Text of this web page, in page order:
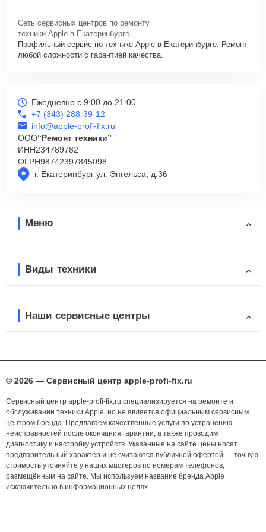
Сеть сервисных центров по ремонту
техники Apple в Екатеринбурге.
Профильный сервис по технике Apple в Екатеринбурге. Ремонт
любой сложности с гарантией качества.
г. Екатеринбург ул. Энгельса, д.36
Ежедневно с 9:00 до 21:00
+7 (343) 288-39-12
info@apple-profi-fix.ru
ООО“Ремонт техники”
ИНН234789782
ОГРН98742397845098
Меню
Виды техники
Наши сервисные центры
© 2026 — Сервисный центр apple-profi-fix.ru
Сервисный центр apple-profi-fix.ru специализируется на ремонте и
обслуживании техники Apple, но не является официальным сервисным
центром бренда. Предлагаем качественные услуги по устранению
неисправностей после окончания гарантии, а также проводим
диагностику и настройку устройств. Указанные на сайте цены носят
предварительный характер и не считаются публичной офертой — точную
стоимость уточняйте у наших мастеров по номерам телефонов,
размещённым на сайте. Мы используем название бренда Apple
исключительно в информационных целях.